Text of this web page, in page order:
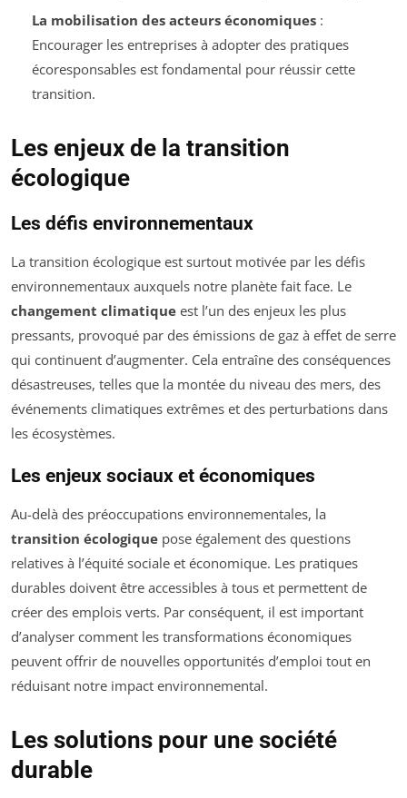
La mobilisation des acteurs économiques:
Encourager les entreprises à adopter des pratiques
écoresponsables est fondamental pour réussir cette
transition.
Les enjeux de la transition
écologique
Les défis environnementaux
La transition écologique est surtout motivée par les défis
environnementaux auxquels notre planète fait face. Le
changement climatique est l’un des enjeux les plus
pressants, provoqué par des émissions de gaz à effet de serre
qui continuent d’augmenter. Cela entraîne des conséquences
désastreuses, telles que la montée du niveau des mers, des
événements climatiques extrêmes et des perturbations dans
les écosystèmes.
Les enjeux sociaux et économiques
Au-delà des préoccupations environnementales, la
transition écologique pose également des questions
relatives à l’équité sociale et économique. Les pratiques
durables doivent être accessibles à tous et permettent de
créer des emplois verts. Par conséquent, il est important
d’analyser comment les transformations économiques
peuvent offrir de nouvelles opportunités d’emploi tout en
réduisant notre impact environnemental.
Les solutions pour une société
durable